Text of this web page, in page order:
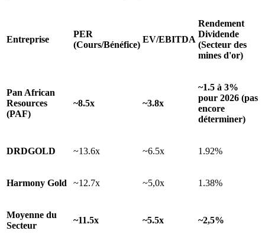
Entreprise
PER
(Cours/Bénéfice)
EV/EBITDA
Rendement
Dividende
(Secteur des
mines d'or)
Pan African
Resources
(PAF)
~8.5x ~3.8x
~1.5 à 3%
pour 2026 (pas
encore
déterminer)
DRDGOLD ~13.6x ~6.5x 1.92%
Harmony Gold ~12.7x ~5,0x 1.38%
Moyenne du
Secteur
~11.5x ~5.5x ~2,5%